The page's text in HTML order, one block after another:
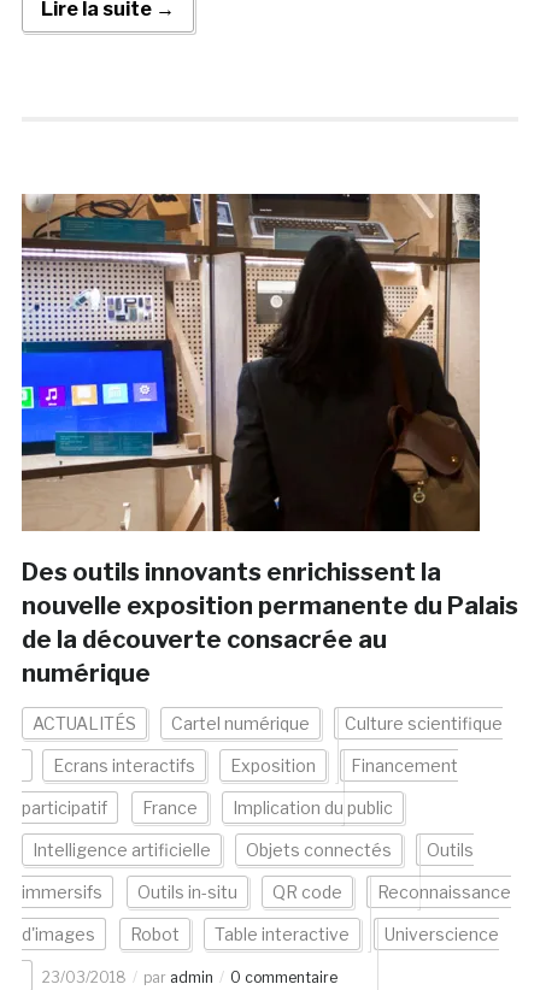
Lire la suite →
Des outils innovants enrichissent la
nouvelle exposition permanente du Palais
de la découverte consacrée au
numérique
ACTUALITÉS Cartel numérique Culture scientifique
Ecrans interactifs Exposition Financement
participatif France Implication du public
Intelligence artificielle Objets connectés Outils
immersifs Outils in-situ QR code Reconnaissance
d'images Robot Table interactive Universcience
23/03/2018 par admin 0 commentaire